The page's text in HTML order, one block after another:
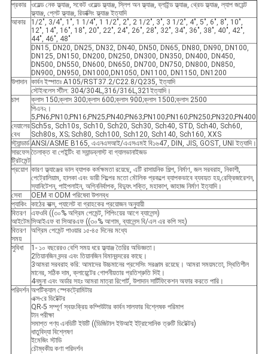
প্রকার ওয়েল্ড নেক ফ্ল্যাঞ্জ, সকেট ওয়েল্ড ফ্ল্যাঞ্জ, স্লিপ অন ফ্ল্যাঞ্জ, ব্লাইন্ড ফ্ল্যাঞ্জ, থ্রেড ফ্ল্যাঞ্জ, ল্যাপ জয়েন্ট
ফ্ল্যাঞ্জ, প্লেট ফ্ল্যাঞ্জ, রিডাক্সিং ফ্ল্যাঞ্জ ইত্যাদি
আকার
1/2", 3/4", 1", 1 1/4", 1 1/2", 2", 2 1/2", 3", 3 1/2", 4", 5", 6", 8", 10",
12", 14", 16", 18", 20", 22", 24", 26", 28", 32", 34", 36", 38", 40", 42",
44", 46", 48"
DN15, DN20, DN25, DN32, DN40, DN50, DN65, DN80, DN90, DN100,
DN125, DN150, DN200, DN250, DN300, DN350, DN400, DN450,
DN500, DN550, DN600, DN650, DN700, DN750, DN800, DN850,
DN900, DN950, DN1000,DN1050, DN1100, DN1150, DN1200
উপাদান কার্বন ইস্পাতঃ A105/RST37.2/C22.8/Q235, ইত্যাদি
স্টেইনলেস স্টীল: 304/304L,316/316L,321ইত্যাদি।
চাপ
ক্লাস 150;ক্লাস 300;ক্লাস 600;ক্লাস 900;ক্লাস 1500;ক্লাস 2500
পিএন২।
5;PN6;PN10;PN16;PN25;PN40;PN63;PN100;PN160;PN250;PN320;PN400
দেয়ালের
বেধ
Sch5s, Sch10s, Sch10, Sch20, Sch30, Sch40, STD, Sch40, Sch60,
Sch80s, XS; Sch80, Sch100, Sch120, Sch140, Sch160, XXS
স্ট্যান্ডার্ড ANSI/ASME B165, এএনএসআই/এএসএমই বি১৬47, DIN, JIS, GOST, UNI ইত্যাদি।
সারফেস
ট্রিটমেন্ট
তৈলাক্ত বা পেইন্টিং বা স্যান্ডব্লাস্ট বা গ্যালভানাইজড
প্রয়োগ কারণ ফ্ল্যাঞ্জের ভাল ব্যাপক কর্মক্ষমতা রয়েছে, এটি রাসায়নিক শিল্প, নির্মাণ, জল সরবরাহ, নিকাশী,
পেট্রোলিয়াম, হালকা এবং ভারী শিল্পের মতো মৌলিক প্রকল্পে ব্যাপকভাবে ব্যবহৃত হয়,রেফ্রিজারেশন,
স্যানিটেশন, পাইপলাইন, অগ্নিনির্বাপক, বিদ্যুৎ শক্তি, মহাকাশ, জাহাজ নির্মাণ ইত্যাদি।
সেবা
OEM বা ODM পরিষেবা উপলব্ধ
প্যাকিং কাঠের বাক্স, প্যালেট বা গ্রাহকের প্রয়োজন অনুযায়ী
বিতরণ
আইটেম
এফওবি ((৩০% অগ্রিম পেমেন্ট, শিপিংয়ের আগে ব্যালেন্স)
সিআইএফ বা সিআরএফ ((৩০% আগাম, ব্যালেন্স বি/এল এর কপি সহ)
বিতরণ
সময়
অগ্রিম পেমেন্ট পাওয়ার ১৫-৪৫ দিনের মধ্যে
সুবিধা
1- ১০ বছরেরও বেশি সময় ধরে ফ্ল্যাঞ্জ তৈরির অভিজ্ঞতা।
2তিয়ানজিন বন্দর এবং তিয়ানজিন বিমানবন্দরের কাছে।
3আমরা সরবরাহ করি: আমাদের উচ্চমানের প্রসেসিং সরঞ্জাম রয়েছে। আমরা সময়মতো, স্থিতিশীল
মানের, সঠিক দাম, ক্লায়েন্টের গোপনীয়তার প্রতিশ্রুতি দিই।
4নমুনা এবং অর্ডার সহঃ আমরা মাত্রা রিপোর্ট, উপাদান সার্টিফিকেশন অফার করতে পারি।
পরিদর্শন অপটিক্যাল স্পেকট্রোমিটার
এক্স-রে ডিটেক্টর
QR-5 সম্পূর্ণ স্বয়ংক্রিয় কম্পিউটার কার্বন সালফার বিশ্লেষক পরিমাপ
টান পরীক্ষা
সমাপ্ত পণ্য এনডিটি ইউটি ((ডিজিটাল ইউআই ইট্রাসোনিক ত্রুটি ডিটেক্টর)
ধাতুবিদ্যা বিশ্লেষণ
ইমেজিং স্টাডি
চৌম্বকীয় কণা পরিদর্শন